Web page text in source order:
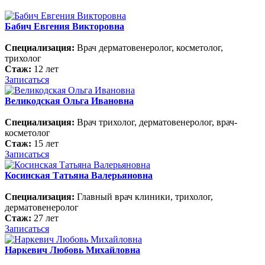
Бабич Евгения Викторовна
Специализация: Врач дерматовенеролог, косметолог,
трихолог
Стаж: 12 лет
Записаться
Великодская Ольга Ивановна
Специализация: Врач трихолог, дерматовенеролог, врач-
косметолог
Стаж: 15 лет
Записаться
Косинская Татьяна Валерьяновна
Специализация: Главный врач клиники, трихолог,
дерматовенеролог
Стаж: 27 лет
Записаться
Наркевич Любовь Михайловна